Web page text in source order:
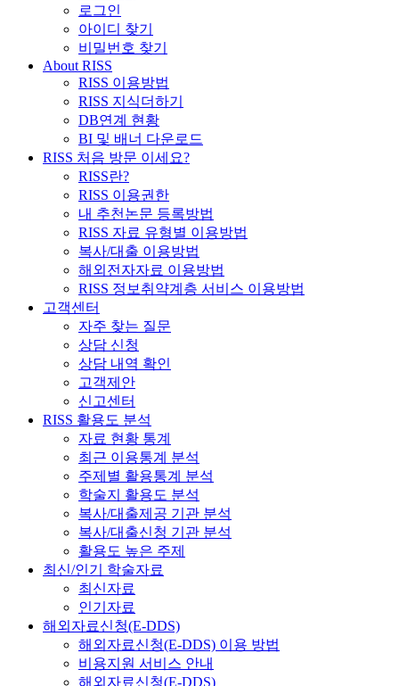
로그인
아이디 찾기
비밀번호 찾기
About RISS
RISS 이용방법
RISS 지식더하기
DB연계 현황
BI 및 배너 다운로드
RISS 처음 방문 이세요?
RISS란?
RISS 이용권한
내 추천논문 등록방법
RISS 자료 유형별 이용방법
복사/대출 이용방법
해외전자자료 이용방법
RISS 정보취약계층 서비스 이용방법
고객센터
자주 찾는 질문
상담 신청
상담 내역 확인
고객제안
신고센터
RISS 활용도 분석
자료 현황 통계
최근 이용통계 분석
주제별 활용통계 분석
학술지 활용도 분석
복사/대출제공 기관 분석
복사/대출신청 기관 분석
활용도 높은 주제
최신/인기 학술자료
최신자료
인기자료
해외자료신청(E-DDS)
해외자료신청(E-DDS) 이용 방법
비용지원 서비스 안내
해외자료신청(E-DDS)